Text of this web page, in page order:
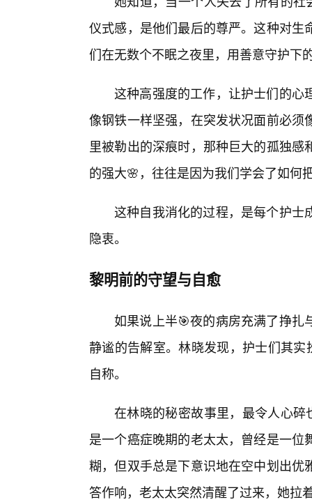
仪式感，是他们最后的尊严。这种对
们在无数个不眠之夜里，用善意守护下
这种高强度的工作，让护士们的心
像钢铁一样坚强，在突发状况面前必
里被勒出的深痕时，那种巨大的孤独
的强大🌸，往往是因为我们学会了如何
这种自我消化的过程，是每个护士
隐衷。
黎明前的守望与自愈
如果说上半🎯夜的病房充满了挣扎
静谧的告解室。林晓发现，护士们其
自称。
在林晓的秘密故事里，最令人心碎
是一个癌症晚期的老太太，曾经是一
糊，但双手总是下意识地在空中划出
答作响，老太太突然清醒了过来，她拉